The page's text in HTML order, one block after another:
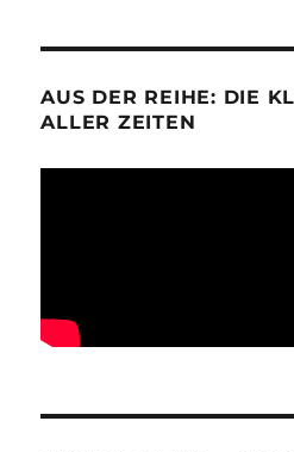
AUS DER REIHE: DIE
ALLER ZEITEN